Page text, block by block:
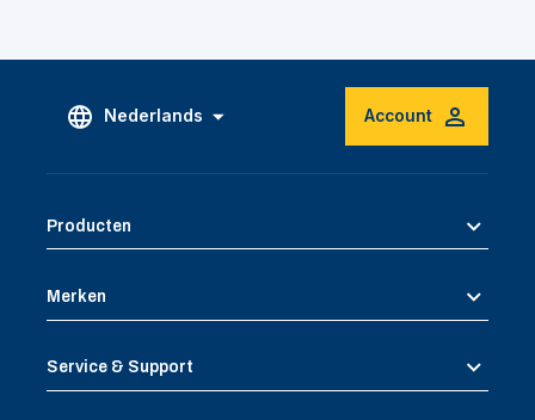
Nederlands Account
Producten
Merken
Service & Support